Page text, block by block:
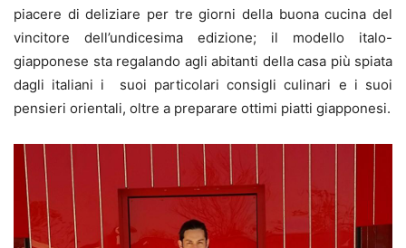
piacere di deliziare per tre giorni della buona cucina del
vincitore dell’undicesima edizione; il modello italo-
giapponese sta regalando agli abitanti della casa più spiata
dagli italiani i suoi particolari consigli culinari e i suoi
pensieri orientali, oltre a preparare ottimi piatti giapponesi.